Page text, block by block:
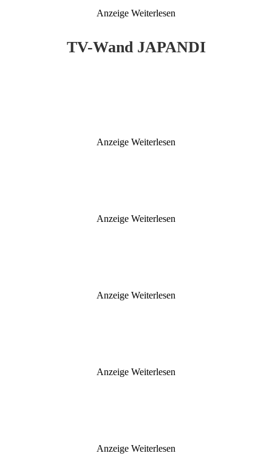
Anzeige Weiterlesen
TV-Wand JAPANDI
Anzeige Weiterlesen
Anzeige Weiterlesen
Anzeige Weiterlesen
Anzeige Weiterlesen
Anzeige Weiterlesen